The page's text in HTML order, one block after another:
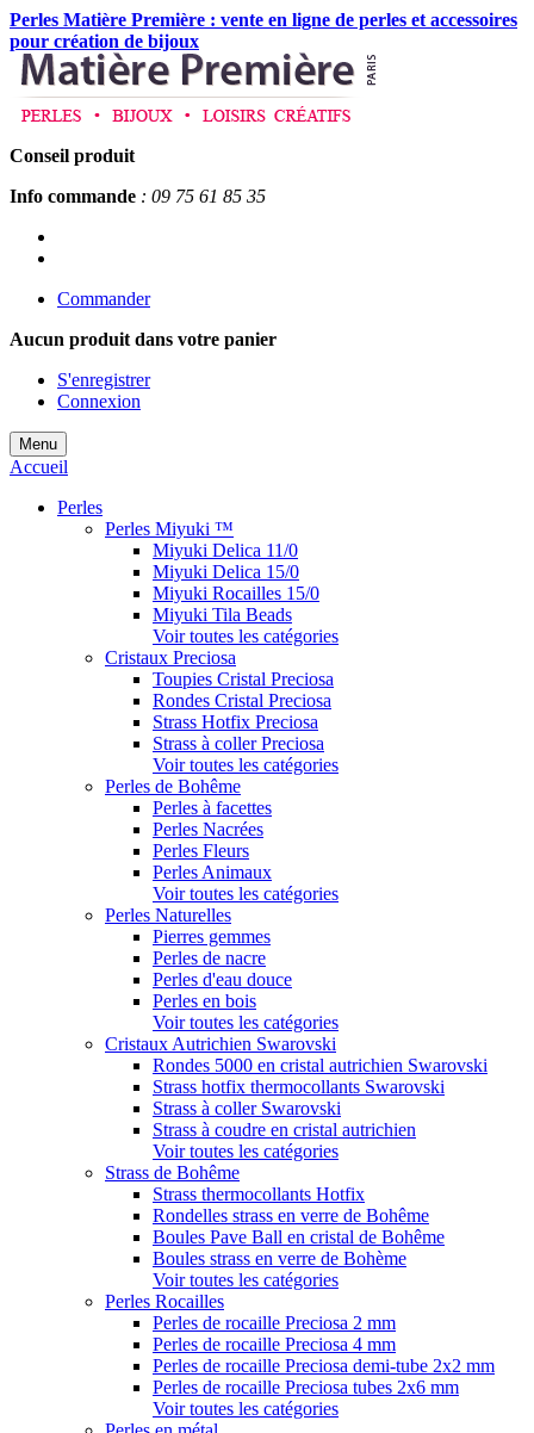
Perles Matière Première : vente en ligne de perles et accessoires
pour création de bijoux
Conseil produit
Info commande : 09 75 61 85 35
Commander
Aucun produit dans votre panier
S'enregistrer
Connexion
Menu
Accueil
Perles
Perles Miyuki ™
Miyuki Delica 11/0
Miyuki Delica 15/0
Miyuki Rocailles 15/0
Miyuki Tila Beads
Voir toutes les catégories
Cristaux Preciosa
Toupies Cristal Preciosa
Rondes Cristal Preciosa
Strass Hotfix Preciosa
Strass à coller Preciosa
Voir toutes les catégories
Perles de Bohême
Perles à facettes
Perles Nacrées
Perles Fleurs
Perles Animaux
Voir toutes les catégories
Perles Naturelles
Pierres gemmes
Perles de nacre
Perles d'eau douce
Perles en bois
Voir toutes les catégories
Cristaux Autrichien Swarovski
Rondes 5000 en cristal autrichien Swarovski
Strass hotfix thermocollants Swarovski
Strass à coller Swarovski
Strass à coudre en cristal autrichien
Voir toutes les catégories
Strass de Bohême
Strass thermocollants Hotfix
Rondelles strass en verre de Bohême
Boules Pave Ball en cristal de Bohême
Boules strass en verre de Bohème
Voir toutes les catégories
Perles Rocailles
Perles de rocaille Preciosa 2 mm
Perles de rocaille Preciosa 4 mm
Perles de rocaille Preciosa demi-tube 2x2 mm
Perles de rocaille Preciosa tubes 2x6 mm
Voir toutes les catégories